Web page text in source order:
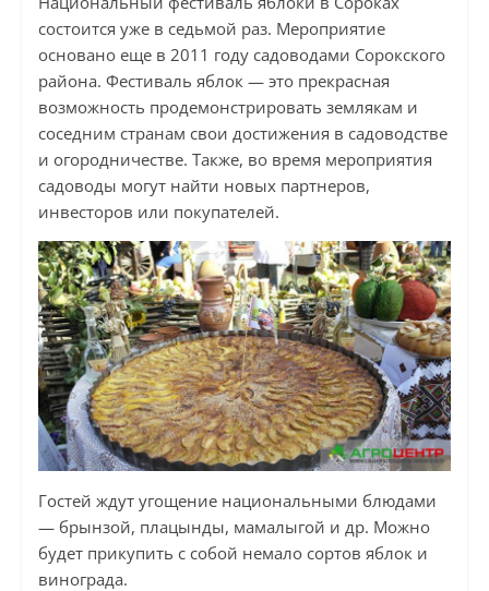
состоится уже в седьмой раз. Мероприятие
основано еще в 2011 году садоводами Сорокского
района. Фестиваль яблок — это прекрасная
возможность продемонстрировать землякам и
соседним странам свои достижения в садоводстве
и огородничестве. Также, во время мероприятия
садоводы могут найти новых партнеров,
инвесторов или покупателей.
Гостей ждут угощение национальными блюдами
— брынзой, плацынды, мамалыгой и др. Можно
будет прикупить с собой немало сортов яблок и
винограда.